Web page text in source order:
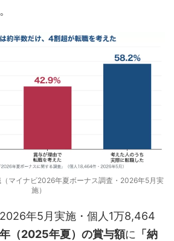
マイナビ2026年夏ボーナス調査・2026年5月実
施）
年5月実施・個人1万8,464
（2025年夏）の賞与額に 「納